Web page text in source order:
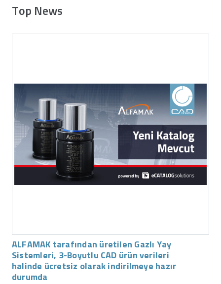
Top News
ALFAMAK tarafından üretilen Gazlı Yay
Sistemleri, 3-Boyutlu CAD ürün verileri
halinde ücretsiz olarak indirilmeye hazır
durumda